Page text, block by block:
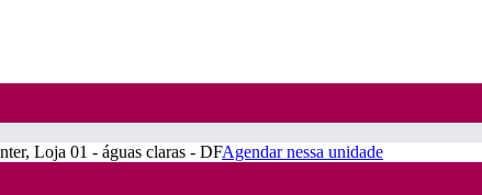
Loja 01 - águas claras - DFAgendar nessa unidade